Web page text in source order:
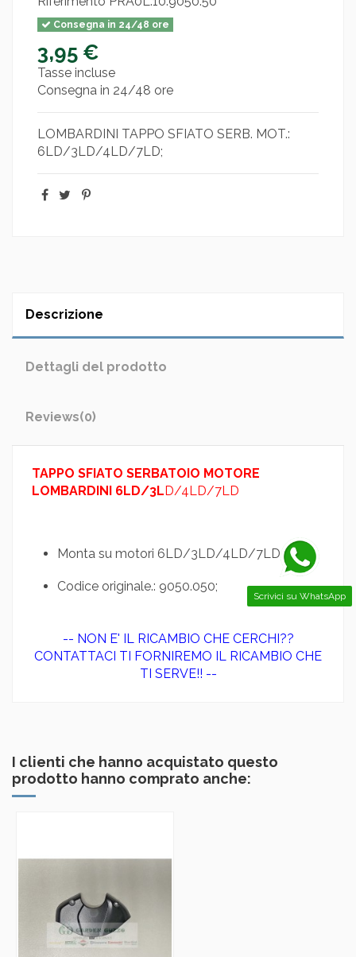
Consegna in 24/48 ore
3,95 €
Tasse incluse
Consegna in 24/48 ore
LOMBARDINI TAPPO SFIATO SERB. MOT.:
6LD/3LD/4LD/7LD;
Descrizione
Dettagli del prodotto
Reviews(0)
TAPPO SFIATO SERBATOIO MOTORE
LOMBARDINI 6LD/3LD/4LD/7LD
Monta su motori 6LD/3LD/4LD/7LD/8LD;
Codice originale.: 9050.050;
-- NON E' IL RICAMBIO CHE CERCHI??
CONTATTACI TI FORNIREMO IL RICAMBIO CHE
TI SERVE!! --
I clienti che hanno acquistato questo
prodotto hanno comprato anche:
Scrivici su WhatsApp